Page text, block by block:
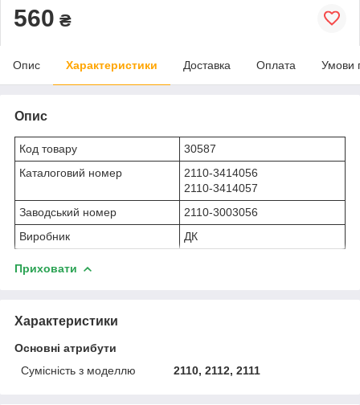
560 ₴
Опис Характеристики Доставка Оплата Умови
Опис
Код товару
30587
Каталоговий номер
2110-3414056
2110-3414057
Заводський номер
2110-3003056
Виробник
ДК
Приховати
Характеристики
Основні атрибути
Сумісність з моделлю
2110, 2112, 2111